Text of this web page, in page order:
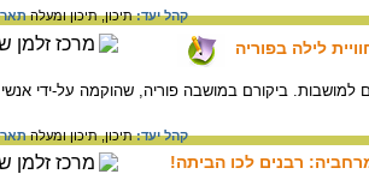
קהל יעד:תיכון,תיכון ומעלה
לילה בפוריה
ביקורם במושבה פוריה, שהוקמה על-ידי אנשי
קהל יעד:תיכון,תיכון ומעלה
רבנים לכו הביתה!